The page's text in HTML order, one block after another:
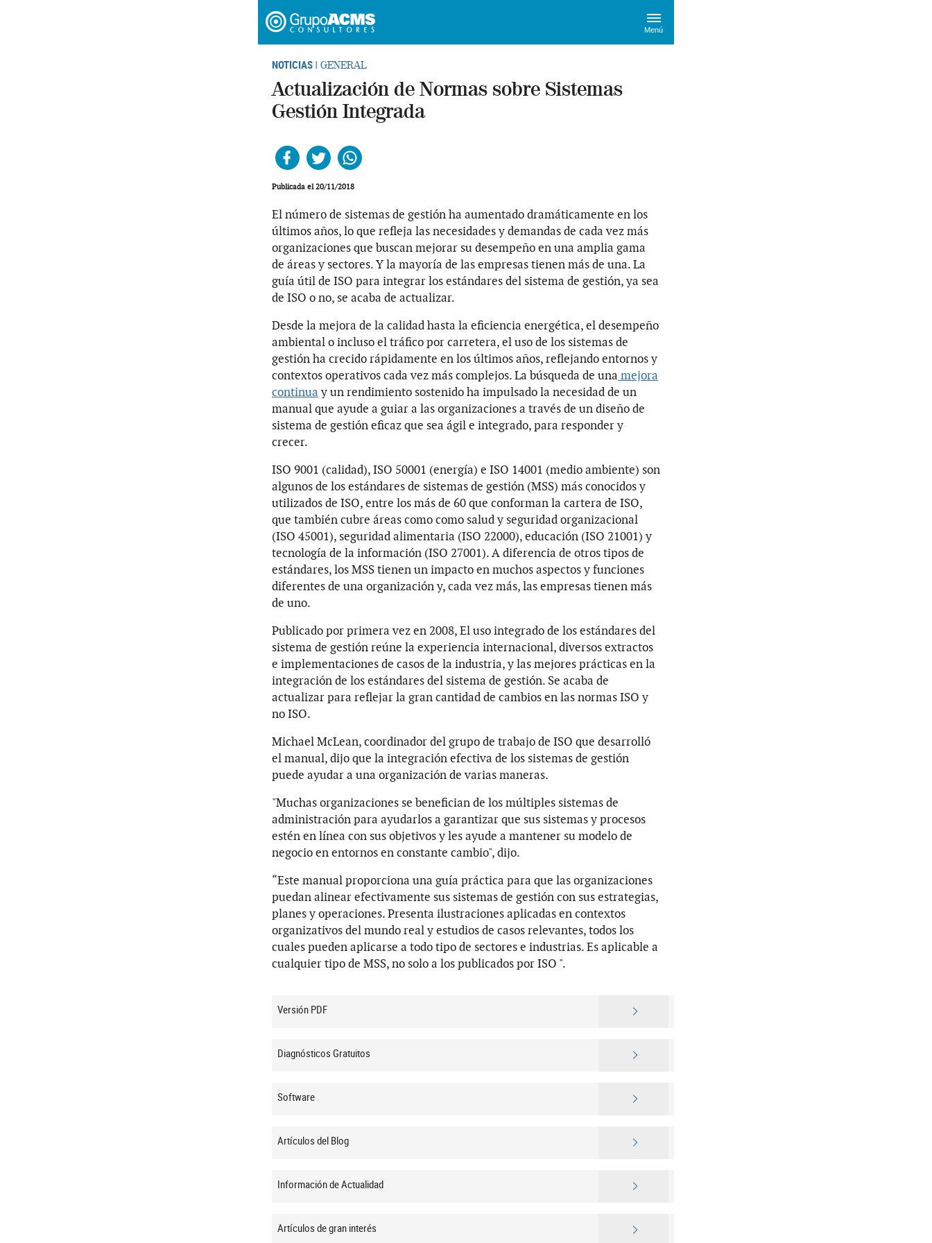
Menú
NOTICIAS | GENERAL
Actualización de Normas sobre Sistemas
Gestión Integrada
Publicada el 20/11/2018
El número de sistemas de gestión ha aumentado dramáticamente en los
últimos años, lo que refleja las necesidades y demandas de cada vez más
organizaciones que buscan mejorar su desempeño en una amplia gama
de áreas y sectores. Y la mayoría de las empresas tienen más de una. La
guía útil de ISO para integrar los estándares del sistema de gestión, ya sea
de ISO o no, se acaba de actualizar.
Desde la mejora de la calidad hasta la eficiencia energética, el desempeño
ambiental o incluso el tráfico por carretera, el uso de los sistemas de
gestión ha crecido rápidamente en los últimos años, reflejando entornos y
contextos operativos cada vez más complejos. La búsqueda de una mejora
continua y un rendimiento sostenido ha impulsado la necesidad de un
manual que ayude a guiar a las organizaciones a través de un diseño de
sistema de gestión eficaz que sea ágil e integrado, para responder y
crecer.
ISO 9001 (calidad), ISO 50001 (energía) e ISO 14001 (medio ambiente) son
algunos de los estándares de sistemas de gestión (MSS) más conocidos y
utilizados de ISO, entre los más de 60 que conforman la cartera de ISO,
que también cubre áreas como como salud y seguridad organizacional
(ISO 45001), seguridad alimentaria (ISO 22000), educación (ISO 21001) y
tecnología de la información (ISO 27001). A diferencia de otros tipos de
estándares, los MSS tienen un impacto en muchos aspectos y funciones
diferentes de una organización y, cada vez más, las empresas tienen más
de uno.
Publicado por primera vez en 2008, El uso integrado de los estándares del
sistema de gestión reúne la experiencia internacional, diversos extractos
e implementaciones de casos de la industria, y las mejores prácticas en la
integración de los estándares del sistema de gestión. Se acaba de
actualizar para reflejar la gran cantidad de cambios en las normas ISO y
no ISO.
Michael McLean, coordinador del grupo de trabajo de ISO que desarrolló
el manual, dijo que la integración efectiva de los sistemas de gestión
puede ayudar a una organización de varias maneras.
"Muchas organizaciones se benefician de los múltiples sistemas de
administración para ayudarlos a garantizar que sus sistemas y procesos
estén en línea con sus objetivos y les ayude a mantener su modelo de
negocio en entornos en constante cambio", dijo.
“Este manual proporciona una guía práctica para que las organizaciones
puedan alinear efectivamente sus sistemas de gestión con sus estrategias,
planes y operaciones. Presenta ilustraciones aplicadas en contextos
organizativos del mundo real y estudios de casos relevantes, todos los
cuales pueden aplicarse a todo tipo de sectores e industrias. Es aplicable a
cualquier tipo de MSS, no solo a los publicados por ISO ".
Versión PDF
Diagnósticos Gratuitos
Software
Artículos del Blog
Información de Actualidad
Artículos de gran interés